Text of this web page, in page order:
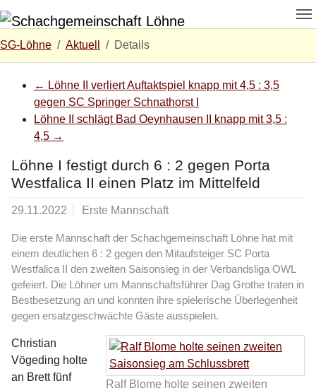
SG-Löhne Aktuell Details
← Löhne II verliert Auftaktspiel knapp mit 4,5 : 3,5
gegen SC Springer Schnathorst I
Löhne II schlägt Bad Oeynhausen II knapp mit 3,5 :
4,5 →
Löhne I festigt durch 6 : 2 gegen Porta
Westfalica II einen Platz im Mittelfeld
29.11.2022 Erste Mannschaft
Die erste Mannschaft der Schachgemeinschaft Löhne hat mit
einem deutlichen 6 : 2 gegen den Mitaufsteiger SC Porta
Westfalica II den zweiten Saisonsieg in der Verbandsliga OWL
gefeiert. Die Löhner um Mannschaftsführer Dag Grothe traten in
Bestbesetzung an und konnten ihre spielerische Überlegenheit
gegen ersatzgeschwächte Gäste ausspielen.
Ralf Blome holte seinen zweiten
Christian
Vögeding holte
an Brett fünf